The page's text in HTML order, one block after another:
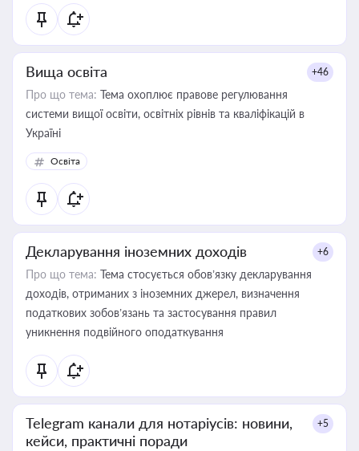
Вища освіта +46
Про що тема: Тема охоплює правове регулювання
системи вищої освіти, освітніх рівнів та кваліфікацій в
Україні
Освіта
Декларування іноземних доходів +6
Про що тема: Тема стосується обов’язку декларування
доходів, отриманих з іноземних джерел, визначення
податкових зобов’язань та застосування правил
уникнення подвійного оподаткування
Telegram канали для нотаріусів: новини,
кейси, практичні поради
+5